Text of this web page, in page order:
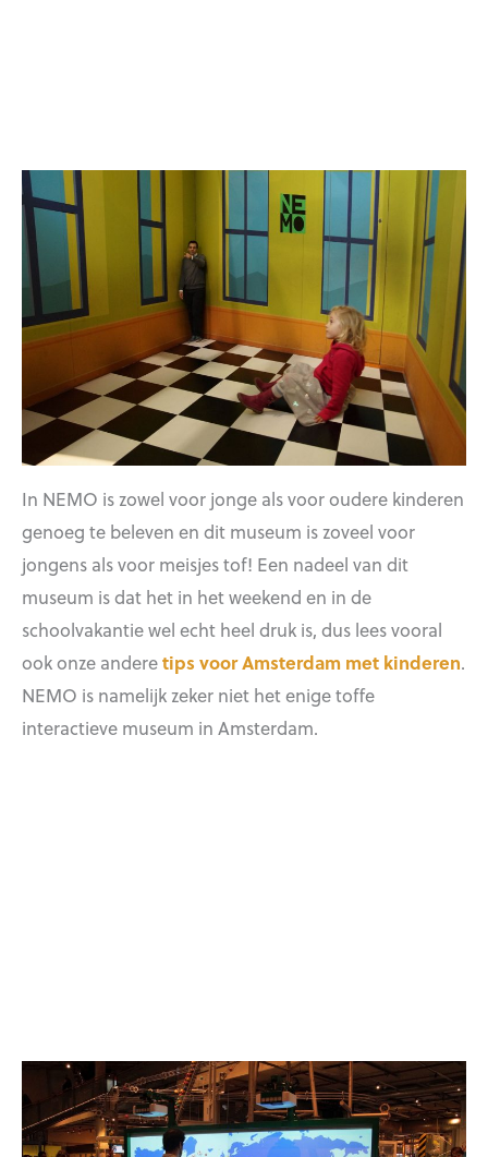
In NEMO is zowel voor jonge als voor oudere kinderen
genoeg te beleven en dit museum is zoveel voor
jongens als voor meisjes tof! Een nadeel van dit
museum is dat het in het weekend en in de
schoolvakantie wel echt heel druk is, dus lees vooral
ook onze anderetips voor Amsterdam met kinderen.
NEMO is namelijk zeker niet het enige toffe
interactieve museum in Amsterdam.